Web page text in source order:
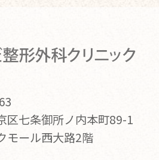
区七条御所ノ内本町89-1
モール西大路2階